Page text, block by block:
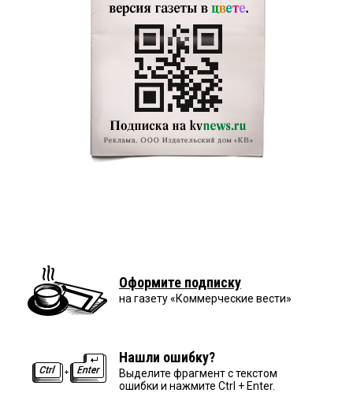
Оформите подписку
на газету «Коммерческие вести»
Нашли ошибку?
Выделите фрагмент с текстом
ошибки и нажмите Ctrl + Enter.